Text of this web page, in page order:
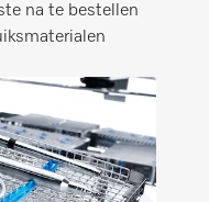
mm i
mm i
water IPX1
na te bestellen